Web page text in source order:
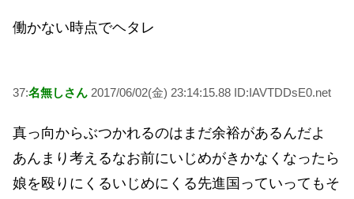
働かない時点でヘタレ
37:名無しさん 2017/06/02(金) 23:14:15.88 ID:IAVTDDsE0.net
真っ向からぶつかれるのはまだ余裕があるんだよ
あんまり考えるなお前にいじめがきかなくなったら
娘を殴りにくるいじめにくる先進国っていってもそ